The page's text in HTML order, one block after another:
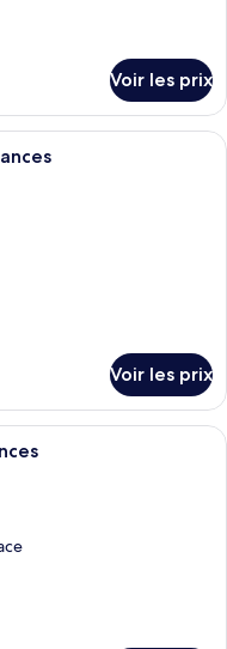
Voir les prix
d’hôtel avec un grand
Voir les prix
d’hôtel avec un